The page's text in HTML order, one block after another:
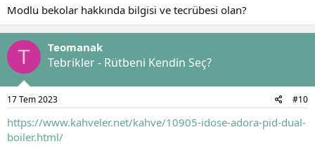
Modlu bekolar hakkında bilgisi ve tecrübesi olan?
T Teomanak
Tebrikler - Rütbeni Kendin Seç?
17 Tem 2023 #10
https://www.kahveler.net/kahve/10905-idose-adora-pid-dual-
boiler.html/